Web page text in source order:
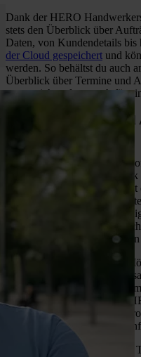
Dank der HERO
stets den Überblick über
Daten, von Kundendetails
der Cloud gespeichert und
werden. So behältst du auch
Überblick über Termine und
sorgst nicht zuletzt auch für
Wartungsarbeiten
Mit der HERO
Aufträge im
werden. Das Programm
über die alle Daten zu
werden können. Mit nur
erstellen, bearbeiten und
regelmäßige
Besonders praktisch ist die
aktualisieren und mit dem
Mitarbeitenden immer auf
oder auf der Baustelle sind.
die Anforderungen der
dafür, dass keine wichtigen
Du möchtest noch mehr